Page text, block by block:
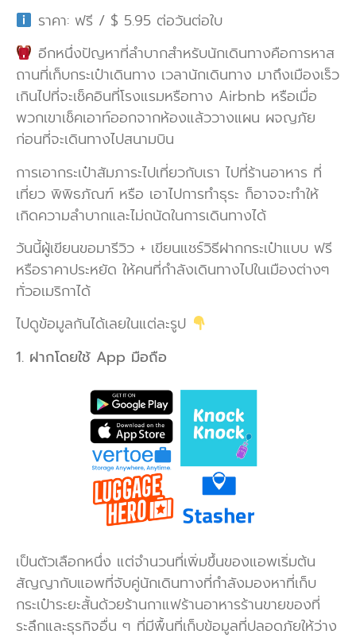
ราคา: ฟรี / $ 5.95 ต่อวันต่อใบ
อีกหนึ่งปัญหาที่ลำบากสำหรับนักเดินทางคือการหาส
ถานที่เก็บกระเป๋าเดินทาง เวลานักเดินทาง มาถึงเมืองเร็ว
เกินไปที่จะเช็คอินที่โรงแรมหรือทาง Airbnb หรือเมื่อ
พวกเขาเช็คเอาท์ออกจากห้องแล้ววางแผน ผจญภัย
ก่อนที่จะเดินทางไปสนามบิน
การเอากระเป๋าสัมภาระไปเที่ยวกับเรา ไปที่ร้านอาหาร ที่
เที่ยว พิพิธภัณฑ์ หรือ เอาไปการทำธุระ ก็อาจจะทำให้
เกิดความลำบากและไม่ถนัดในการเดินทางได้
วันนี้ผู้เขียนขอมารีวิว + เขียนแชร์วิธีฝากกระเป๋าแบบ ฟรี
หรือราคาประหยัด ให้คนที่กำลังเดินทางไปในเมืองต่างๆ
ทั่วอเมริกาได้
ไปดูข้อมูลกันได้เลยในแต่ละรูป
1. ฝากโดยใช้ App มือถือ
เป็นตัวเลือกหนึ่ง แต่จำนวนที่เพิ่มขึ้นของแอพเริ่มต้น
สัญญากับแอพที่จับคู่นักเดินทางที่กำลังมองหาที่เก็บ
กระเป๋าระยะสั้นด้วยร้านกาแฟร้านอาหารร้านขายของที่
ระลึกและธุรกิจอื่น ๆ ที่มีพื้นที่เก็บข้อมูลที่ปลอดภัยให้ว่าง